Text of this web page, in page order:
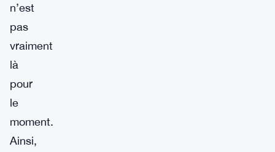
n’est
pas
vraiment
là
pour
le
moment.
Ainsi,